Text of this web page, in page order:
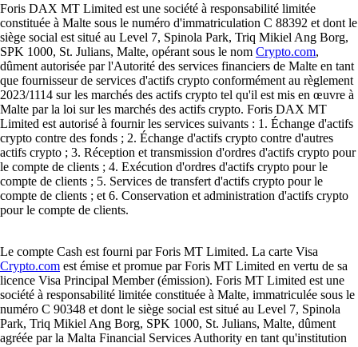
Foris DAX MT Limited est une société à responsabilité limitée
constituée à Malte sous le numéro d'immatriculation C 88392 et dont le
siège social est situé au Level 7, Spinola Park, Triq Mikiel Ang Borg,
SPK 1000, St. Julians, Malte, opérant sous le nom Crypto.com,
dûment autorisée par l'Autorité des services financiers de Malte en tant
que fournisseur de services d'actifs crypto conformément au règlement
2023/1114 sur les marchés des actifs crypto tel qu'il est mis en œuvre à
Malte par la loi sur les marchés des actifs crypto. Foris DAX MT
Limited est autorisé à fournir les services suivants : 1. Échange d'actifs
crypto contre des fonds ; 2. Échange d'actifs crypto contre d'autres
actifs crypto ; 3. Réception et transmission d'ordres d'actifs crypto pour
le compte de clients ; 4. Exécution d'ordres d'actifs crypto pour le
compte de clients ; 5. Services de transfert d'actifs crypto pour le
compte de clients ; et 6. Conservation et administration d'actifs crypto
pour le compte de clients.
Le compte Cash est fourni par Foris MT Limited. La carte Visa
Crypto.com est émise et promue par Foris MT Limited en vertu de sa
licence Visa Principal Member (émission). Foris MT Limited est une
société à responsabilité limitée constituée à Malte, immatriculée sous le
numéro C 90348 et dont le siège social est situé au Level 7, Spinola
Park, Triq Mikiel Ang Borg, SPK 1000, St. Julians, Malte, dûment
agréée par la Malta Financial Services Authority en tant qu'institution